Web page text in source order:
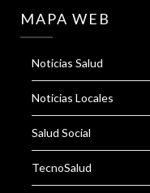
MAPA WEB
Noticias Salud
Noticias Locales
Salud Social
TecnoSalud